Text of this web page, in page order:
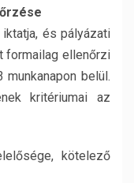
és pályázati
formailag ellenőrzi
belül.
kritériumai az
kötelező